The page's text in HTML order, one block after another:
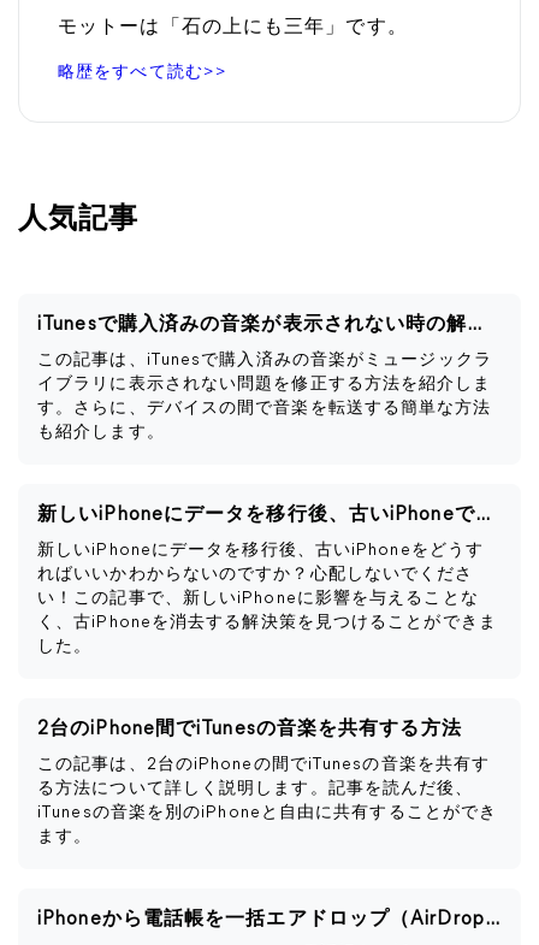
モットーは「石の上にも三年」です。
略歴をすべて読む>>
人気記事
iTunesで購入済みの音楽が表示されない時の解決策
この記事は、iTunesで購入済みの音楽がミュージックラ
イブラリに表示されない問題を修正する方法を紹介しま
す。さらに、デバイスの間で音楽を転送する簡単な方法
も紹介します。
新しいiPhoneにデータを移行後、古いiPhoneですべきこと
新しいiPhoneにデータを移行後、古いiPhoneをどうす
ればいいかわからないのですか？心配しないでくださ
い！この記事で、新しいiPhoneに影響を与えることな
く、古iPhoneを消去する解決策を見つけることができま
した。
2台のiPhone間でiTunesの音楽を共有する方法
この記事は、2台のiPhoneの間でiTunesの音楽を共有す
る方法について詳しく説明します。記事を読んだ後、
iTunesの音楽を別のiPhoneと自由に共有することができ
ます。
iPhoneから電話帳を一括エアドロップ（AirDrop）する方法